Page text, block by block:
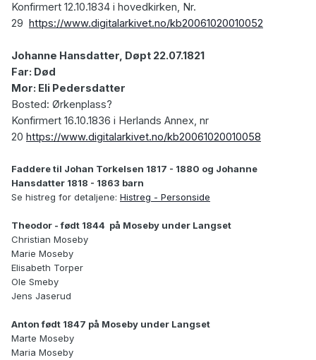
Konfirmert 12.10.1834 i hovedkirken, Nr.
29
https://www.digitalarkivet.no/kb20061020010052
Johanne Hansdatter, Døpt 22.07.1821
Far: Død
Mor: Eli Pedersdatter
Bosted: Ørkenplass?
Konfirmert 16.10.1836 i Herlands Annex, nr
20 https://www.digitalarkivet.no/kb20061020010058
Faddere til Johan Torkelsen 1817 - 1880 og Johanne
Hansdatter 1818 - 1863 barn
Se histreg for detaljene: Histreg - Personside
Theodor - født 1844 på Moseby under Langset
Christian Moseby
Marie Moseby
Elisabeth Torper
Ole Smeby
Jens Jaserud
Anton født 1847 på Moseby under Langset
Marte Moseby
Maria Moseby